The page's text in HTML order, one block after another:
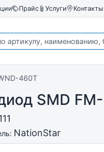
Прайс Услуги Контакты
460T
SMD
NationStar